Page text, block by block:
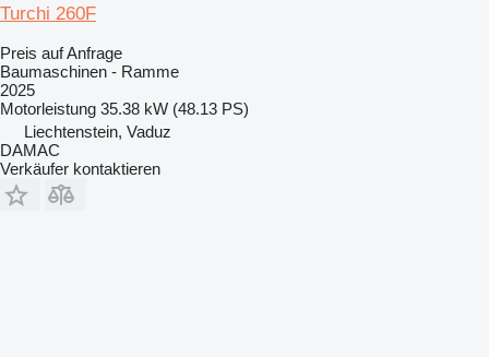
Turchi 260F
Preis auf Anfrage
Baumaschinen - Ramme
2025
Motorleistung 35.38 kW (48.13 PS)
Liechtenstein, Vaduz
DAMAC
Verkäufer kontaktieren